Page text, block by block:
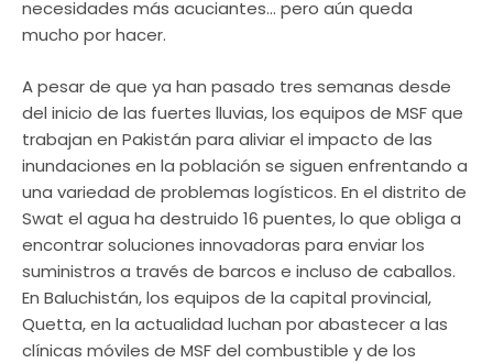
necesidades más acuciantes… pero aún queda
mucho por hacer.
A pesar de que ya han pasado tres semanas desde
del inicio de las fuertes lluvias, los equipos de MSF que
trabajan en Pakistán para aliviar el impacto de las
inundaciones en la población se siguen enfrentando a
una variedad de problemas logísticos. En el distrito de
Swat el agua ha destruido 16 puentes, lo que obliga a
encontrar soluciones innovadoras para enviar los
suministros a través de barcos e incluso de caballos.
En Baluchistán, los equipos de la capital provincial,
Quetta, en la actualidad luchan por abastecer a las
clínicas móviles de MSF del combustible y de los